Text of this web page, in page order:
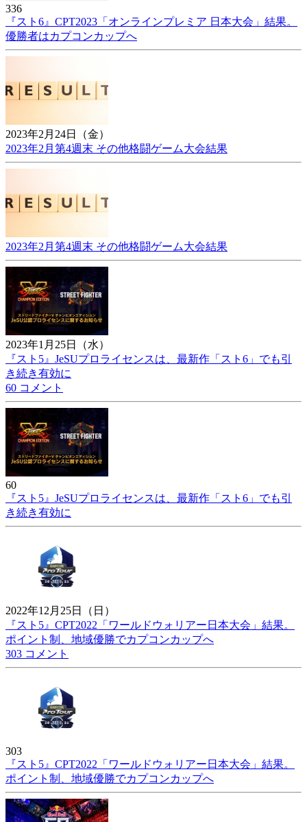
336
『スト6』CPT2023「オンラインプレミア 日本大会」結果。
優勝者はカプコンカップへ
2023年2月24日（金）
2023年2月第4週末 その他格闘ゲーム大会結果
2023年2月第4週末 その他格闘ゲーム大会結果
2023年1月25日（水）
『スト5』JeSUプロライセンスは、最新作「スト6」でも引
き続き有効に
60 コメント
60
『スト5』JeSUプロライセンスは、最新作「スト6」でも引
き続き有効に
2022年12月25日（日）
『スト5』CPT2022「ワールドウォリアー日本大会」結果。
ポイント制、地域優勝でカプコンカップへ
303 コメント
303
『スト5』CPT2022「ワールドウォリアー日本大会」結果。
ポイント制、地域優勝でカプコンカップへ